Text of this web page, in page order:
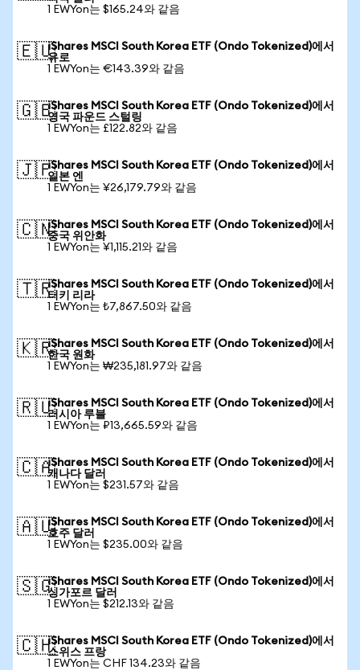
1 EWYon는 $165.24와 같음
🇪🇺iShares MSCI South Korea ETF (Ondo Tokenized)에서
유로
1 EWYon는 €143.39와 같음
🇬🇧iShares MSCI South Korea ETF (Ondo Tokenized)에서
영국 파운드 스털링
1 EWYon는 £122.82와 같음
🇯🇵iShares MSCI South Korea ETF (Ondo Tokenized)에서
일본 엔
1 EWYon는 ¥26,179.79와 같음
🇨🇳iShares MSCI South Korea ETF (Ondo Tokenized)에서
중국 위안화
1 EWYon는 ¥1,115.21와 같음
🇹🇷iShares MSCI South Korea ETF (Ondo Tokenized)에서
터키 리라
1 EWYon는 ₺7,867.50와 같음
🇰🇷iShares MSCI South Korea ETF (Ondo Tokenized)에서
한국 원화
1 EWYon는 ₩235,181.97와 같음
🇷🇺iShares MSCI South Korea ETF (Ondo Tokenized)에서
러시아 루블
1 EWYon는 ₽13,665.59와 같음
🇨🇦iShares MSCI South Korea ETF (Ondo Tokenized)에서
캐나다 달러
1 EWYon는 $231.57와 같음
🇦🇺iShares MSCI South Korea ETF (Ondo Tokenized)에서
호주 달러
1 EWYon는 $235.00와 같음
🇸🇬iShares MSCI South Korea ETF (Ondo Tokenized)에서
싱가포르 달러
1 EWYon는 $212.13와 같음
🇨🇭iShares MSCI South Korea ETF (Ondo Tokenized)에서
스위스 프랑
1 EWYon는 CHF 134.23와 같음